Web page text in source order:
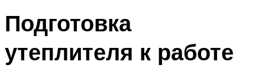
МЕНЮ
Подготовка
утеплителя к работе